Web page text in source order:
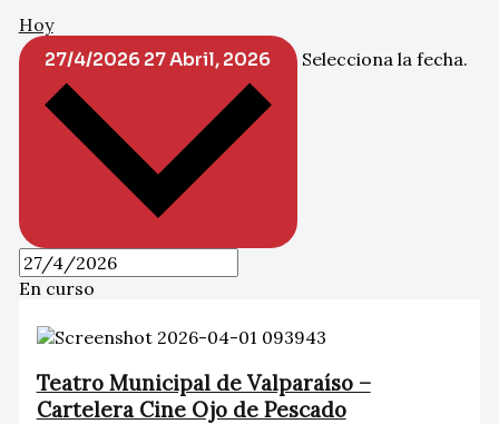
Hoy
27/4/202627 Abril, 2026 Selecciona la fecha.
En curso
Teatro Municipal de Valparaíso –
Cartelera Cine Ojo de Pescado